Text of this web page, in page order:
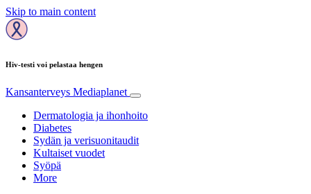
Skip to main content
Hiv-testi voi pelastaa hengen
Kansanterveys Mediaplanet
Dermatologia ja ihonhoito
Diabetes
Sydän ja verisuonitaudit
Kultaiset vuodet
Syöpä
More